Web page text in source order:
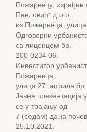
Пожаревцу, израђен
Павловић“ д.о.о.
из Пожаревца,
Одговорни
са лиценцом бр.
200 0234 06.
Инвеститор
Пожаревца,
улица 27. априла бр.
Јавна презентација
се у трајању од
7 (седам) дана
25.10.2021.